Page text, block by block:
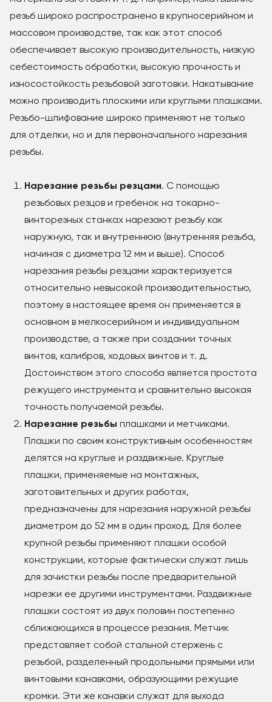
резьб широко распространено в крупносерийном и
массовом производстве, так как этот способ
обеспечивает высокую производительность, низкую
себестоимость обработки, высокую прочность и
износостойкость резьбовой заготовки. Накатывание
можно производить плоскими или круглыми плашками.
Резьбо-шлифование широко применяют не только
для отделки, но и для первоначального нарезания
резьбы.
Нарезание резьбы резцами. С помощью
резьбовых резцов и гребенок на токарно-
винторезных станках нарезают резьбу как
наружную, так и внутреннюю (внутренняя резьба,
начиная с диаметра 12 мм и выше). Способ
нарезания резьбы резцами характеризуется
относительно невысокой производительностью,
поэтому в настоящее время он применяется в
основном в мелкосерийном и индивидуальном
производстве, а также при создании точных
винтов, калибров, ходовых винтов и т. д.
Достоинством этого способа является простота
режущего инструмента и сравнительно высокая
точность получаемой резьбы.
Нарезание резьбы плашками и метчиками.
Плашки по своим конструктивным особенностям
делятся на круглые и раздвижные. Круглые
плашки, применяемые на монтажных,
заготовительных и других работах,
предназначены для нарезания наружной резьбы
диаметром до 52 мм в один проход. Для более
крупной резьбы применяют плашки особой
конструкции, которые фактически служат лишь
для зачистки резьбы после предварительной
нарезки ее другими инструментами. Раздвижные
плашки состоят из двух половин постепенно
сближающихся в процессе резания. Метчик
представляет собой стальной стержень с
резьбой, разделенный продольными прямыми или
винтовыми канавками, образующими режущие
кромки. Эти же канавки служат для выхода